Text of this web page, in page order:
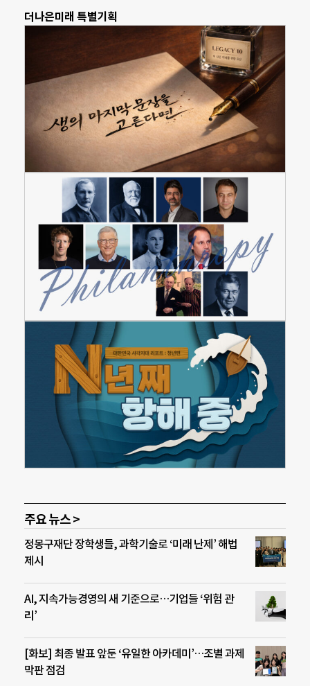
더나은미래 특별기획
주요 뉴스 >
정몽구재단 장학생들, 과학기술로 ‘미래 난제’ 해법
제시
AI, 지속가능경영의 새 기준으로…기업들 ‘위험 관
리’
[화보] 최종 발표 앞둔 ‘유일한 아카데미’…조별 과제
막판 점검